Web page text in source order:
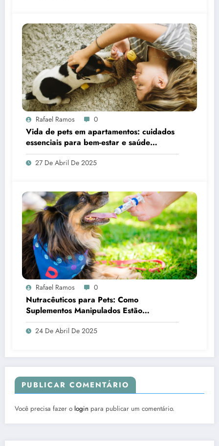
Rafael Ramos 0
Vida de pets em apartamentos: cuidados
essenciais para bem-estar e saúde
emocional
27 De Abril De 2025
Rafael Ramos 0
Nutracêuticos para Pets: Como
Suplementos Manipulados Estão
Revolucionando a Saúde de Cães e Gatos
24 De Abril De 2025
PUBLICAR COMENTÁRIO
Você precisa fazer o login para publicar um comentário.